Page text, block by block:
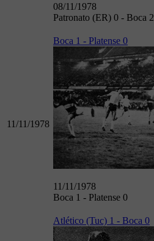
08/11/1978
Patronato (ER) 0 - Boca 2
11/11/1978
Boca 1 - Platense 0
11/11/1978
Boca 1 - Platense 0
Atlético (Tuc) 1 - Boca 0